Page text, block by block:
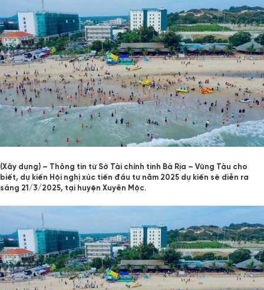
(Xây dựng) – Thông tin từ Sở Tài chính tỉnh Bà Rịa – Vũng Tàu cho
biết, dự kiến Hội nghị xúc tiến đầu tư năm 2025 dự kiến sẽ diễn ra
sáng 21/3/2025, tại huyện Xuyên Mộc.